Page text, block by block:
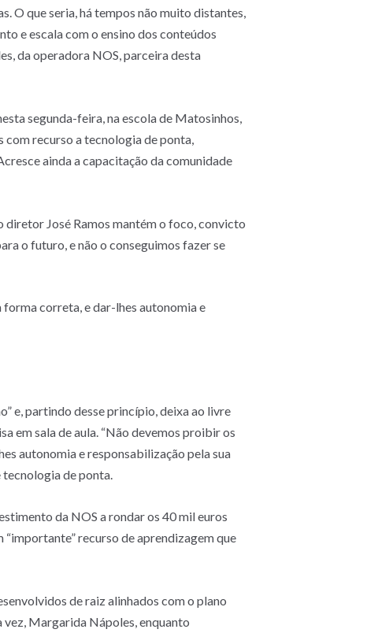
O que seria, há tempos não muito distantes,
e escala com o ensino dos conteúdos
da operadora NOS, parceira desta
segunda-feira, na escola de Matosinhos,
com recurso a tecnologia de ponta,
ainda a capacitação da comunidade
diretor José Ramos mantém o foco, convicto
o futuro, e não o conseguimos fazer se
forma correta, e dar-lhes autonomia e
e, partindo desse princípio, deixa ao livre
em sala de aula. “Não devemos proibir os
autonomia e responsabilização pela sua
tecnologia de ponta.
da NOS a rondar os 40 mil euros
recurso de aprendizagem que
de raiz alinhados com o plano
vez, Margarida Nápoles, enquanto